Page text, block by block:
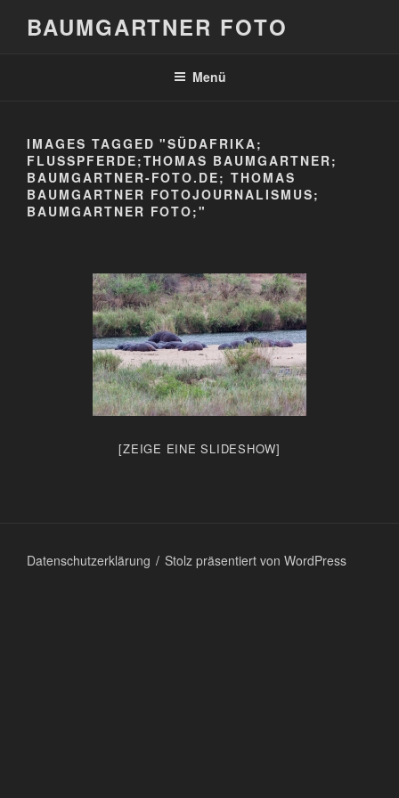
BAUMGARTNER FOTO
Menü
IMAGES TAGGED "SÜDAFRIKA;
FLUSSPFERDE;THOMAS BAUMGARTNER;
BAUMGARTNER-FOTO.DE; THOMAS
BAUMGARTNER FOTOJOURNALISMUS;
BAUMGARTNER FOTO;"
[ZEIGE EINE SLIDESHOW]
Datenschutzerklärung Stolz präsentiert von WordPress